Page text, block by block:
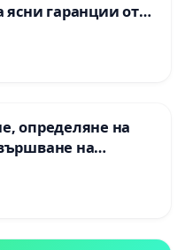
ясни гаранции от
че ще се
норми!
определяне на
на
на
пътен възел АМ
Мирово - к.к.